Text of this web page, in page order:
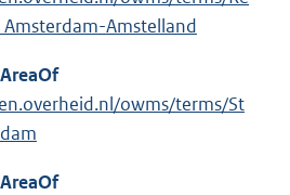
Amstelland
owms/terms/St